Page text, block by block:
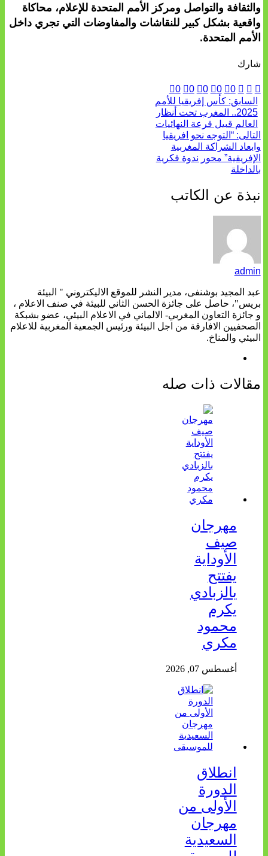
والثقافة والتواصل ومركز الأمم المتحدة للإعلام، محاكاة
واقعية بشكل كبير للنقاشات والمفاوضات التي تجري داخل
الأمم المتحدة.
شارك
0 0 0 0
0
السابق:كأس إفريقيا للأمم
2025.. المغرب تحت أنظار
العالم قبيل قرعة النهائيات
التالى: “التوجه نحو افريقيا
وابعاد الشراكة المغربية
الإفريقية” محور ندوة فكرية
بالداخلة
نبذة عن الكاتب
admin
عبد المجيد بوشنفى، مدير النشر للموقع الاليكتروني " البيئة
بريس"، حاصل على جائزة الحسن الثاني للبيئة في صنف الاعلام ،
و جائزة التعاون المغربي- الالماني في الاعلام البيئي، عضو بشبكة
الصحفيين الافارقة من اجل البيئة ورئيس الجمعية المغربية للاعلام
البيئي والمناخ.
مقالات ذات صله
مهرجان
صيف
الأوداية
يفتتح
بالزبادي
يكرم
محمود
مكري
أغسطس 07, 2026
انطلاق
الدورة
الأولى من
مهرجان
السعيدية